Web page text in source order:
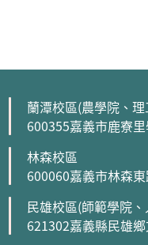
蘭潭校區(農學院、
600355嘉義市鹿寮
林森校區
600060嘉義市林森
民雄校區(師範學院
621302嘉義縣民雄